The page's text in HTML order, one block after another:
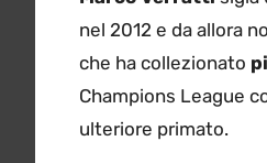
nel 2012 e da allora
che ha collezionato
Champions League
ulteriore primato.